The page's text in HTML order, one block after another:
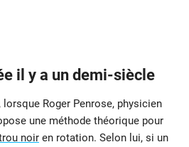
il y a un demi-siècle
Roger Penrose, physicien
une méthode théorique pour
noir en rotation. Selon lui, si un